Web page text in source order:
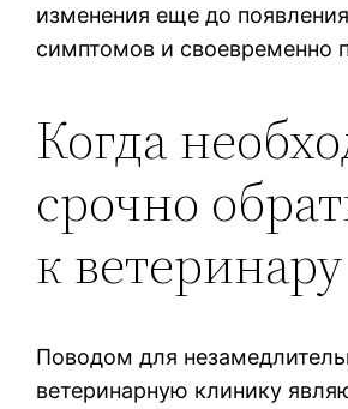
изменения еще до
симптомов и своевременно
Когда
срочно
к ветеринару
Поводом для
ветеринарную клинику